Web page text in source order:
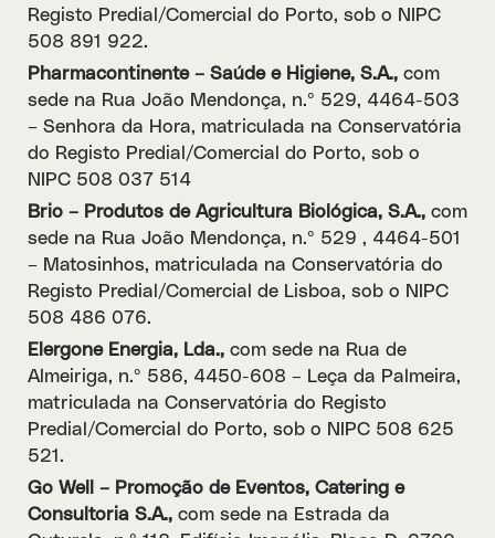
Registo Predial/Comercial do Porto, sob o NIPC
508 891 922.
Pharmacontinente – Saúde e Higiene, S.A., com
sede na Rua João Mendonça, n.º 529, 4464-503
– Senhora da Hora, matriculada na Conservatória
do Registo Predial/Comercial do Porto, sob o
NIPC 508 037 514
Brio – Produtos de Agricultura Biológica, S.A., com
sede na Rua João Mendonça, n.º 529 , 4464-501
– Matosinhos, matriculada na Conservatória do
Registo Predial/Comercial de Lisboa, sob o NIPC
508 486 076.
Elergone Energia, Lda., com sede na Rua de
Almeiriga, n.º 586, 4450-608 – Leça da Palmeira,
matriculada na Conservatória do Registo
Predial/Comercial do Porto, sob o NIPC 508 625
521.
Go Well – Promoção de Eventos, Catering e
Consultoria S.A., com sede na Estrada da